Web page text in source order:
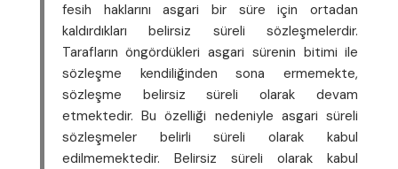
fesih haklarını asgari bir süre için ortadan
kaldırdıkları belirsiz süreli sözleşmelerdir.
Tarafların öngördükleri asgari sürenin bitimi ile
sözleşme kendiliğinden sona ermemekte,
sözleşme belirsiz süreli olarak devam
etmektedir. Bu özelliği nedeniyle asgari süreli
sözleşmeler belirli süreli olarak kabul
edilmemektedir. Belirsiz süreli olarak kabul